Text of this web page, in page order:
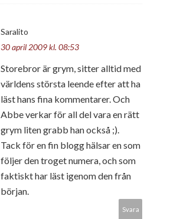
Saralito
30 april 2009 kl. 08:53
Storebror är grym, sitter alltid med
världens största leende efter att ha
läst hans fina kommentarer. Och
Abbe verkar för all del vara en rätt
grym liten grabb han också ;).
Tack för en fin blogg hälsar en som
följer den troget numera, och som
faktiskt har läst igenom den från
början.
Svara